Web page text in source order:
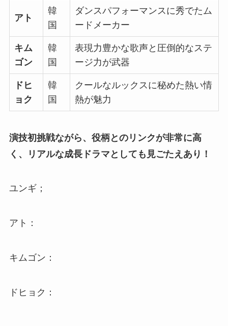
アト
韓
国
ダンスパフォーマンスに秀でたム
ードメーカー
キム
ゴン
韓
国
表現力豊かな歌声と圧倒的なステ
ージ力が武器
ドヒ
ョク
韓
国
クールなルックスに秘めた熱い情
熱が魅力
演技初挑戦ながら、役柄とのリンクが非常に高
く、リアルな成長ドラマとしても見ごたえあり！
ユンギ；
アト：
キムゴン：
ドヒョク：